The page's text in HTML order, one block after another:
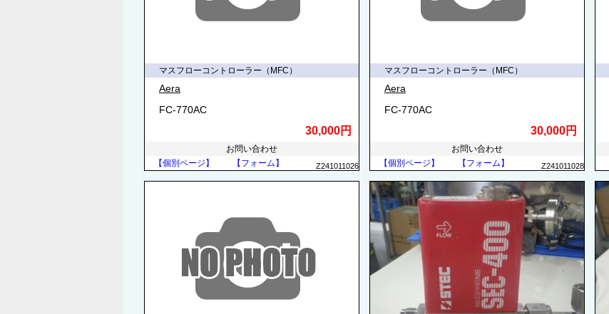
マスフローコントローラー（MFC）
Aera
FC-770AC
30,000円
お問い合わせ
【個別ページ】
【フォーム】 Z241011026
マスフローコントローラー（MFC）
Aera
FC-770AC
30,000円
お問い合わせ
【個別ページ】
【フォーム】 Z241011028